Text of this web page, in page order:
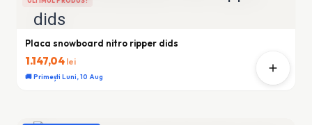
Placa snowboard nitro ripper dids
1.147,04 lei
🚚 Primești Luni, 10 Aug